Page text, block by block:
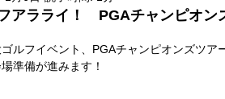
アラライ！ PGAチャンピオン
ルフイベント、PGAチャンピオンズツ
場準備が進みます！